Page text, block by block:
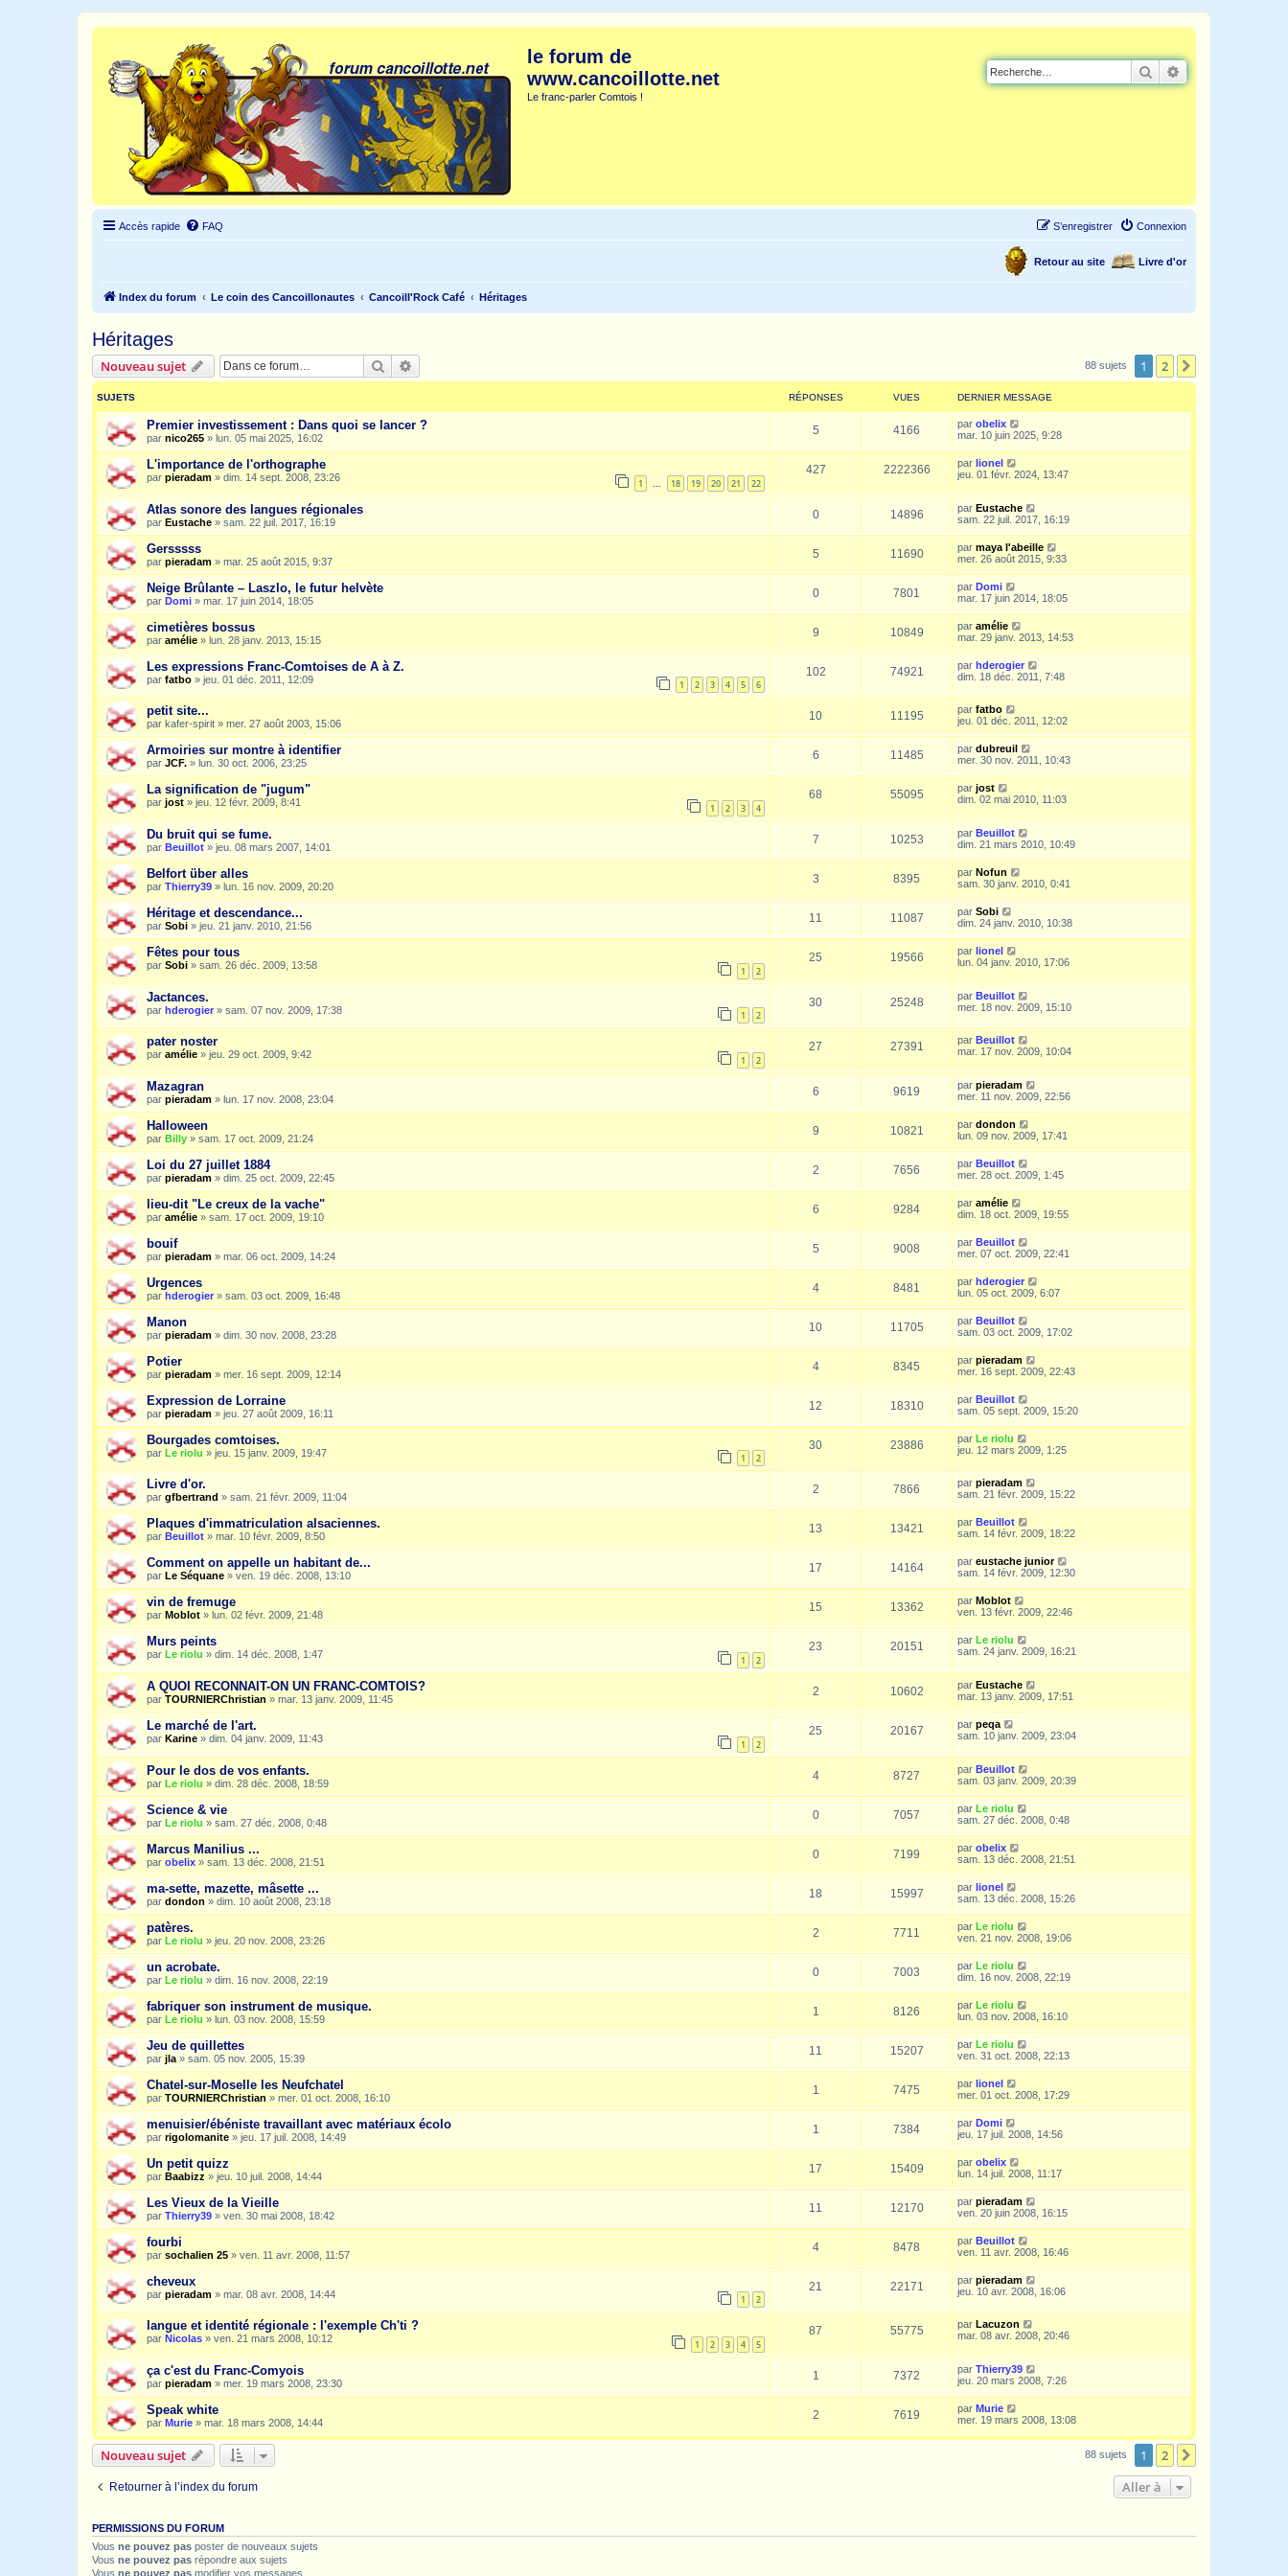
le forum de
www.cancoillotte.net
Le franc-parler Comtois !
Rechercher
Accès rapide FAQ Connexion
S’enregistrer
Livre d'or
Retour au site
Index du forum Le coin des Cancoillonautes Cancoill'Rock Café Héritages
Héritages
Nouveau sujet Rechercher 88 sujets 1 2
SUJETS RÉPONSES VUES DERNIER MESSAGE
Premier investissement : Dans quoi se lancer ?
par nico265 » lun. 05 mai 2025, 16:02
5 4166 par obelix
mar. 10 juin 2025, 9:28
L'importance de l'orthographe
par pieradam » dim. 14 sept. 2008, 23:26 1 … 18 19 20 21 22
427 2222366 par lionel
jeu. 01 févr. 2024, 13:47
Atlas sonore des langues régionales
par Eustache » sam. 22 juil. 2017, 16:19
0 14896 par Eustache
sam. 22 juil. 2017, 16:19
Gersssss
par pieradam » mar. 25 août 2015, 9:37
5 11690 par maya l'abeille
mer. 26 août 2015, 9:33
Neige Brûlante – Laszlo, le futur helvète
par Domi » mar. 17 juin 2014, 18:05
0 7801 par Domi
mar. 17 juin 2014, 18:05
cimetières bossus
par amélie » lun. 28 janv. 2013, 15:15
9 10849 par amélie
mar. 29 janv. 2013, 14:53
Les expressions Franc-Comtoises de A à Z.
par fatbo » jeu. 01 déc. 2011, 12:09 1 2 3 4 5 6
102 74921 par hderogier
dim. 18 déc. 2011, 7:48
petit site...
par kafer-spirit » mer. 27 août 2003, 15:06
10 11195 par fatbo
jeu. 01 déc. 2011, 12:02
Armoiries sur montre à identifier
par JCF. » lun. 30 oct. 2006, 23:25
6 11485 par dubreuil
mer. 30 nov. 2011, 10:43
La signification de "jugum"
par jost » jeu. 12 févr. 2009, 8:41 1 2 3 4
68 55095 par jost
dim. 02 mai 2010, 11:03
Du bruit qui se fume.
par Beuillot » jeu. 08 mars 2007, 14:01
7 10253 par Beuillot
dim. 21 mars 2010, 10:49
Belfort über alles
par Thierry39 » lun. 16 nov. 2009, 20:20
3 8395 par Nofun
sam. 30 janv. 2010, 0:41
Héritage et descendance...
par Sobi » jeu. 21 janv. 2010, 21:56
11 11087 par Sobi
dim. 24 janv. 2010, 10:38
Fêtes pour tous
par Sobi » sam. 26 déc. 2009, 13:58 1 2
25 19566 par lionel
lun. 04 janv. 2010, 17:06
Jactances.
par hderogier » sam. 07 nov. 2009, 17:38 1 2
30 25248 par Beuillot
mer. 18 nov. 2009, 15:10
pater noster
par amélie » jeu. 29 oct. 2009, 9:42 1 2
27 27391 par Beuillot
mar. 17 nov. 2009, 10:04
Mazagran
par pieradam » lun. 17 nov. 2008, 23:04
6 9619 par pieradam
mer. 11 nov. 2009, 22:56
Halloween
par Billy » sam. 17 oct. 2009, 21:24
9 10821 par dondon
lun. 09 nov. 2009, 17:41
Loi du 27 juillet 1884
par pieradam » dim. 25 oct. 2009, 22:45
2 7656 par Beuillot
mer. 28 oct. 2009, 1:45
lieu-dit "Le creux de la vache"
par amélie » sam. 17 oct. 2009, 19:10
6 9284 par amélie
dim. 18 oct. 2009, 19:55
bouif
par pieradam » mar. 06 oct. 2009, 14:24
5 9008 par Beuillot
mer. 07 oct. 2009, 22:41
Urgences
par hderogier » sam. 03 oct. 2009, 16:48
4 8481 par hderogier
lun. 05 oct. 2009, 6:07
Manon
par pieradam » dim. 30 nov. 2008, 23:28
10 11705 par Beuillot
sam. 03 oct. 2009, 17:02
Potier
par pieradam » mer. 16 sept. 2009, 12:14
4 8345 par pieradam
mer. 16 sept. 2009, 22:43
Expression de Lorraine
par pieradam » jeu. 27 août 2009, 16:11
12 18310 par Beuillot
sam. 05 sept. 2009, 15:20
Bourgades comtoises.
par Le riolu » jeu. 15 janv. 2009, 19:47 1 2
30 23886 par Le riolu
jeu. 12 mars 2009, 1:25
Livre d'or.
par gfbertrand » sam. 21 févr. 2009, 11:04
2 7866 par pieradam
sam. 21 févr. 2009, 15:22
Plaques d'immatriculation alsaciennes.
par Beuillot » mar. 10 févr. 2009, 8:50
13 13421 par Beuillot
sam. 14 févr. 2009, 18:22
Comment on appelle un habitant de...
par Le Séquane » ven. 19 déc. 2008, 13:10
17 14164 par eustache junior
sam. 14 févr. 2009, 12:30
vin de fremuge
par Moblot » lun. 02 févr. 2009, 21:48
15 13362 par Moblot
ven. 13 févr. 2009, 22:46
Murs peints
par Le riolu » dim. 14 déc. 2008, 1:47 1 2
23 20151 par Le riolu
sam. 24 janv. 2009, 16:21
A QUOI RECONNAIT-ON UN FRANC-COMTOIS?
par TOURNIERChristian » mar. 13 janv. 2009, 11:45
2 10602 par Eustache
mar. 13 janv. 2009, 17:51
Le marché de l'art.
par Karine » dim. 04 janv. 2009, 11:43 1 2
25 20167 par peqa
sam. 10 janv. 2009, 23:04
Pour le dos de vos enfants.
par Le riolu » dim. 28 déc. 2008, 18:59
4 8727 par Beuillot
sam. 03 janv. 2009, 20:39
Science & vie
par Le riolu » sam. 27 déc. 2008, 0:48
0 7057 par Le riolu
sam. 27 déc. 2008, 0:48
Marcus Manilius ...
par obelix » sam. 13 déc. 2008, 21:51
0 7199 par obelix
sam. 13 déc. 2008, 21:51
ma-sette, mazette, mâsette ...
par dondon » dim. 10 août 2008, 23:18
18 15997 par lionel
sam. 13 déc. 2008, 15:26
patères.
par Le riolu » jeu. 20 nov. 2008, 23:26
2 7711 par Le riolu
ven. 21 nov. 2008, 19:06
un acrobate.
par Le riolu » dim. 16 nov. 2008, 22:19
0 7003 par Le riolu
dim. 16 nov. 2008, 22:19
fabriquer son instrument de musique.
par Le riolu » lun. 03 nov. 2008, 15:59
1 8126 par Le riolu
lun. 03 nov. 2008, 16:10
Jeu de quillettes
par jla » sam. 05 nov. 2005, 15:39
11 15207 par Le riolu
ven. 31 oct. 2008, 22:13
Chatel-sur-Moselle les Neufchatel
par TOURNIERChristian » mer. 01 oct. 2008, 16:10
1 7475 par lionel
mer. 01 oct. 2008, 17:29
menuisier/ébéniste travaillant avec matériaux écolo
par rigolomanite » jeu. 17 juil. 2008, 14:49
1 7384 par Domi
jeu. 17 juil. 2008, 14:56
Un petit quizz
par Baabizz » jeu. 10 juil. 2008, 14:44
17 15409 par obelix
lun. 14 juil. 2008, 11:17
Les Vieux de la Vieille
par Thierry39 » ven. 30 mai 2008, 18:42
11 12170 par pieradam
ven. 20 juin 2008, 16:15
fourbi
par sochalien 25 » ven. 11 avr. 2008, 11:57
4 8478 par Beuillot
ven. 11 avr. 2008, 16:46
cheveux
par pieradam » mar. 08 avr. 2008, 14:44 1 2
21 22171 par pieradam
jeu. 10 avr. 2008, 16:06
langue et identité régionale : l'exemple Ch'ti ?
par Nicolas » ven. 21 mars 2008, 10:12 1 2 3 4 5
87 55775 par Lacuzon
mar. 08 avr. 2008, 20:46
ça c'est du Franc-Comyois
par pieradam » mer. 19 mars 2008, 23:30
1 7372 par Thierry39
jeu. 20 mars 2008, 7:26
Speak white
par Murie » mar. 18 mars 2008, 14:44
2 7619 par Murie
mer. 19 mars 2008, 13:08
Nouveau sujet 88 sujets 1 2
Retourner à l’index du forum Aller à
PERMISSIONS DU FORUM
Vous ne pouvez pas poster de nouveaux sujets
Vous ne pouvez pas répondre aux sujets
Vous ne pouvez pas modifier vos messages